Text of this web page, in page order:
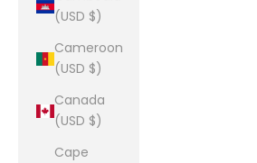
(USD $)
Cameroon
(USD $)
Canada
(USD $)
Cape